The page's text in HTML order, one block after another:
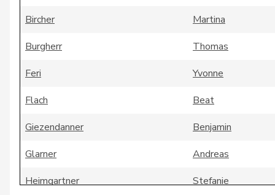
Bircher
Martina
Burgherr
Thomas
Feri
Yvonne
Flach
Beat
Giezendanner
Benjamin
Glarner
Andreas
Heimgartner
Stefanie